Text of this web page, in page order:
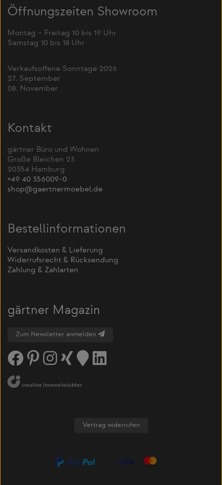
Öffnungszeiten Showroom
Montag – Freitag 10 bis 19 Uhr
Samstag 10 bis 18 Uhr
Verkaufsoffene Sonntage 2026
27. September
08. November
Kontakt
gärtner Büro und Wohnen
Große Bleichen 23
20354 Hamburg
+49 40 356009-0
shop@gaertnermoebel.de
Bestellinformationen
Versandkosten & Lieferung
Widerrufsrecht & Rücksendung
Zahlung & Zahlarten
gärtner Magazin
Zum Newsletter anmelden
Vertrag widerrufen